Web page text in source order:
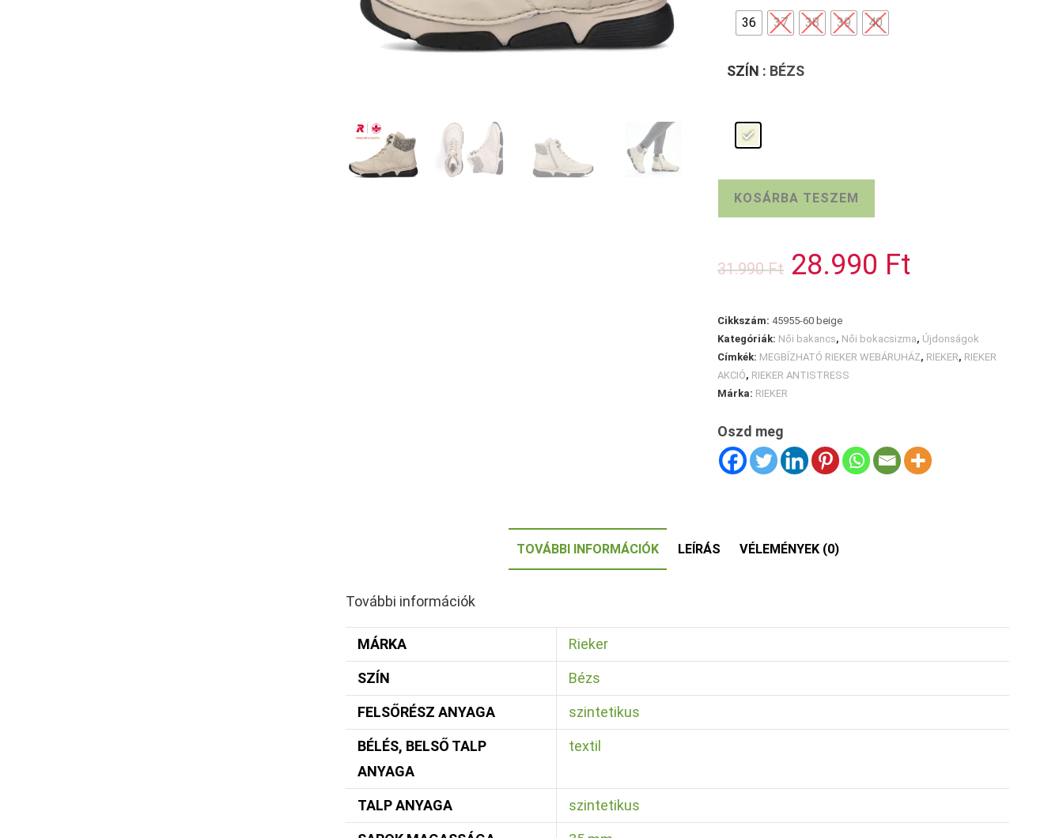
36 37 38 39 40
SZÍN : BÉZS
KOSÁRBA TESZEM
31.990Ft
Original
price
was:
28.990 Ft
Cikkszám:45955-60 beige
Kategóriák: Női bakancs, Női bokacsizma, Újdonságok
Címkék: MEGBÍZHATÓ RIEKER WEBÁRUHÁZ, RIEKER, RIEKER
AKCIÓ, RIEKER ANTISTRESS
Márka: RIEKER
Oszd meg
TOVÁBBI INFORMÁCIÓK LEÍRÁS VÉLEMÉNYEK (0)
További információk
MÁRKA Rieker
SZÍN Bézs
FELSŐRÉSZ ANYAGA szintetikus
BÉLÉS, BELSŐ TALP
ANYAGA
textil
TALP ANYAGA szintetikus